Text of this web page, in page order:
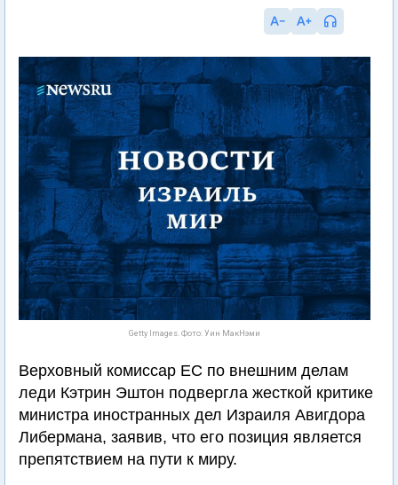
Getty Images. Фото: Уин МакНэми
Верховный комиссар ЕС по внешним делам
леди Кэтрин Эштон подвергла жесткой критике
министра иностранных дел Израиля Авигдора
Либермана, заявив, что его позиция является
препятствием на пути к миру.